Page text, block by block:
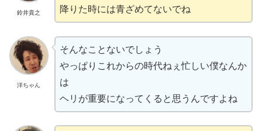
鈴井貴之
降りた時には青ざめてないでね
洋ちゃん
そんなことないでしょう
やっぱりこれからの時代ねぇ忙しい僕なんか
は
ヘリが重要になってくると思うんですよね